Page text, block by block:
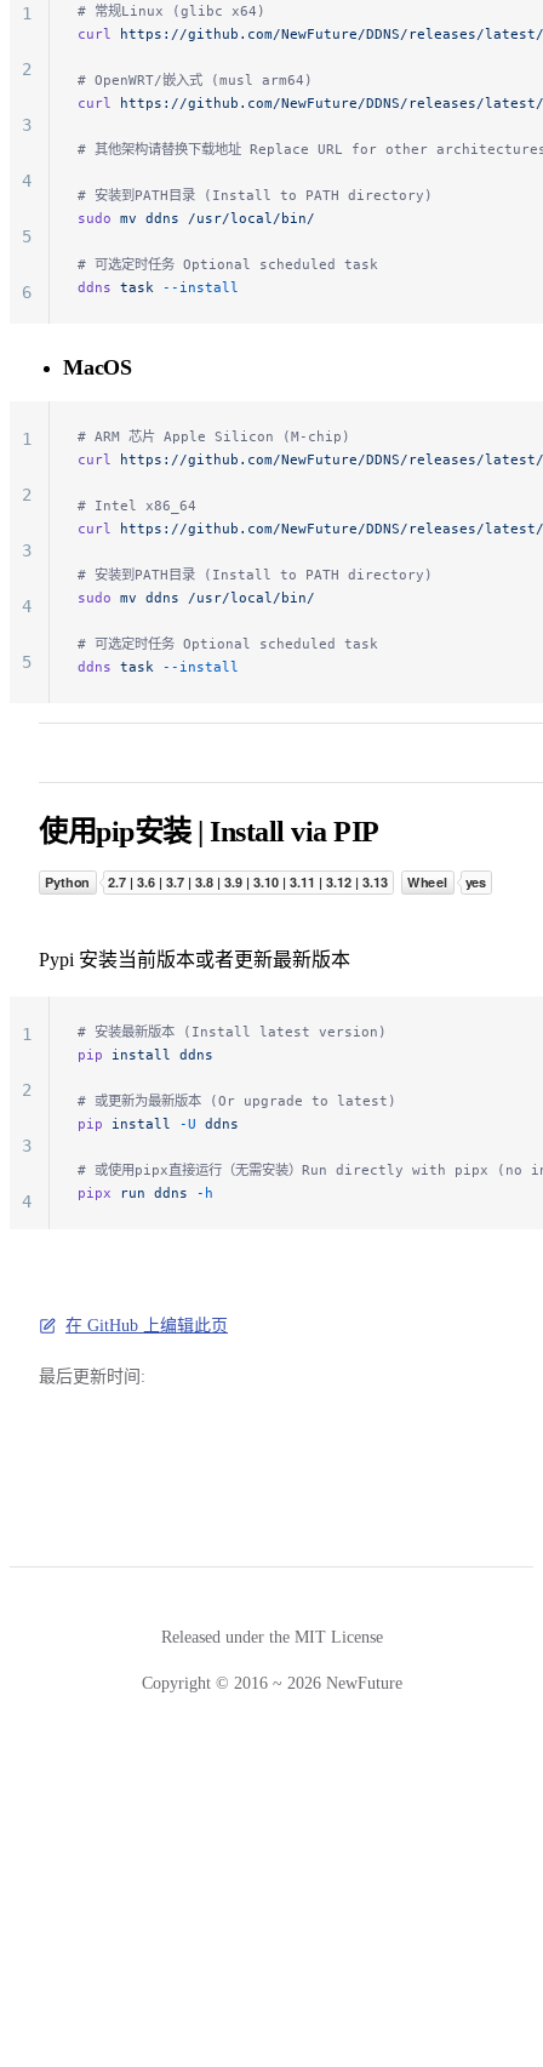
# 常规Linux (glibc x64)
curl
https://github.com/NewFuture/DDNS/releases/
# OpenWRT/嵌入式 (musl arm64)
curl
https://github.com/NewFuture/DDNS/releases/latest/
# 其他架构请替换下载地址 Replace URL for other
# 安装到PATH目录 (Install to PATH directory)
sudo mv ddns /usr/local/bin/
# 可选定时任务 Optional scheduled task
ddns task --install
1
2
3
4
5
6
MacOS
# ARM 芯片 Apple Silicon (M-chip)
curl
https://github.com/NewFuture/DDNS/releases/latest/
# Intel x86_64
curl
https://github.com/NewFuture/DDNS/releases/latest/
# 安装到PATH目录 (Install to PATH directory)
sudo mv ddns /usr/local/bin/
# 可选定时任务 Optional scheduled task
ddns task --install
1
2
3
4
5
使用pip安装 | Install via PIP
Pypi 安装当前版本或者更新最新版本
# 安装最新版本 (Install latest version)
pip install ddns
# 或更新为最新版本 (Or upgrade to latest)
pip install -U ddns
# 或使用pipx直接运行（无需安装）Run directly with pipx
pipx run ddns -h
1
2
3
4
在 GitHub 上编辑此页
最后更新时间:
Released under the MIT License
Copyright © 2016 ~ 2026 NewFuture